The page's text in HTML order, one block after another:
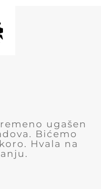
ugašen
Bićemo
Hvala na